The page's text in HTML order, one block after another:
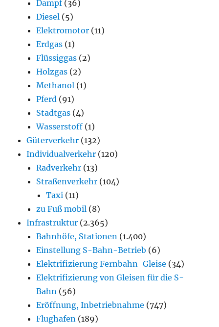
Dampf(36)
Diesel (5)
Elektromotor (11)
Erdgas (1)
Flüssiggas (2)
Holzgas (2)
Methanol (1)
Pferd (91)
Stadtgas (4)
Wasserstoff (1)
Güterverkehr (132)
Individualverkehr (120)
Radverkehr (13)
Straßenverkehr (104)
Taxi (11)
zu Fuß mobil (8)
Infrastruktur (2.365)
Bahnhöfe, Stationen (1.400)
Einstellung S-Bahn-Betrieb (6)
Elektrifizierung Fernbahn-Gleise (34)
Elektrifizierung von Gleisen für die S-
Bahn (56)
Eröffnung, Inbetriebnahme (747)
Flughafen (189)